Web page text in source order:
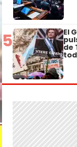
5 El
de